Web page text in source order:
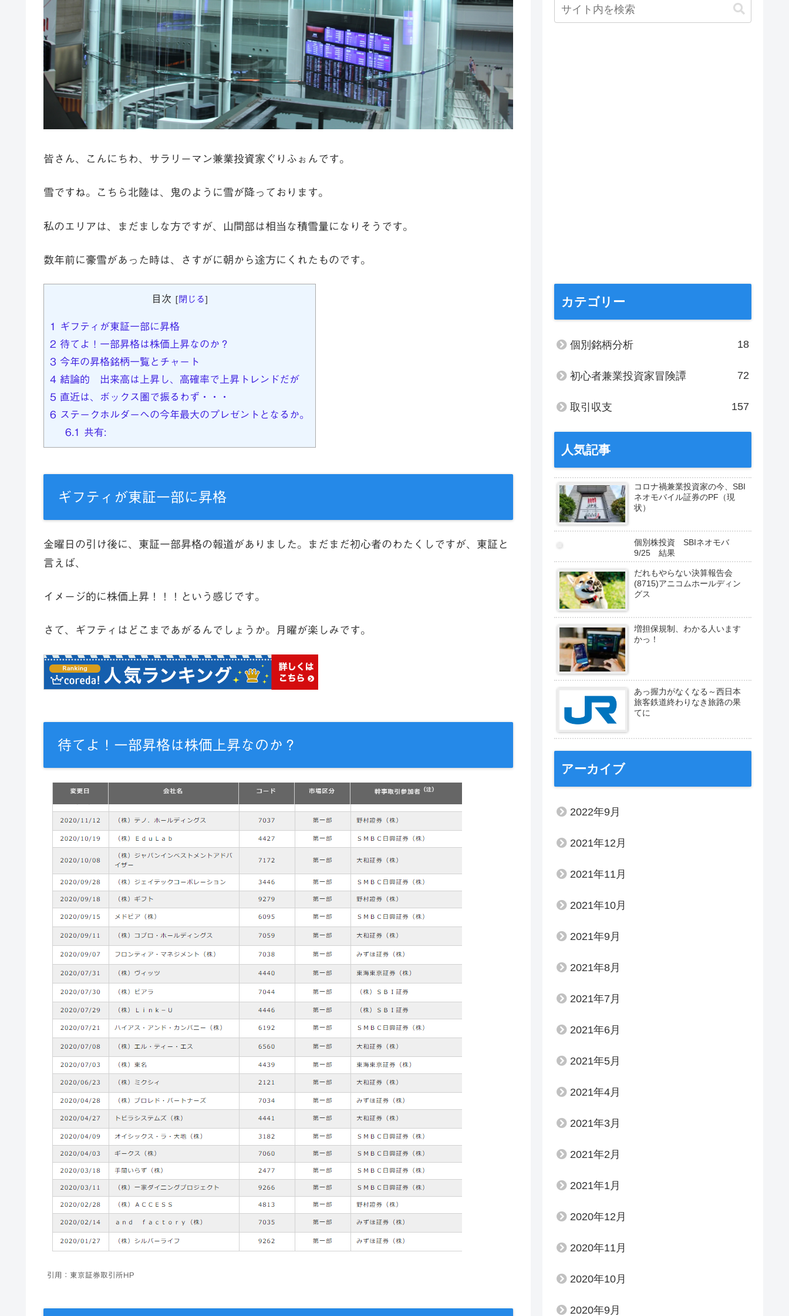
皆さん、こんにちわ、サラリーマン兼業投資家ぐりふぉんです。
雪ですね。こちら北陸は、鬼のように雪が降っております。
私のエリアは、まだましな方ですが、山間部は相当な積雪量になりそうです。
数年前に豪雪があった時は、さすがに朝から途方にくれたものです。
目次 [閉じる]
1
ギフティが東証一部に昇格
2 待てよ！一部昇格は株価上昇なのか？
3 今年の昇格銘柄一覧とチャート
4 結論的 出来高は上昇し、高確率で上昇トレンドだが
5 直近は、ボックス圏で振るわず・・・
6 ステークホルダーへの今年最大のプレゼントとなるか。
6.1
共有:
ギフティが東証一部に昇格
金曜日の引け後に、東証一部昇格の報道がありました。まだまだ初心者のわたくしですが、東証と
言えば、
イメージ的に株価上昇！！！という感じです。
さて、ギフティはどこまであがるんでしょうか。月曜が楽しみです。
待てよ！一部昇格は株価上昇なのか？
引用：東京証券取引所HP
カテゴリー
個別銘柄分析 18
初心者兼業投資家冒険譚 72
取引収支 157
人気記事
コロナ禍兼業投資家の今、SBI
ネオモバイル証券のPF（現
状）
個別株投資 SBIネオモバ
9/25 結果
だれもやらない決算報告会
(8715)アニコムホールディン
グス
増担保規制、わかる人います
かっ！
あっ握力がなくなる～西日本
旅客鉄道終わりなき旅路の果
てに
アーカイブ
2022年9月
2021年12月
2021年11月
2021年10月
2021年9月
2021年8月
2021年7月
2021年6月
2021年5月
2021年4月
2021年3月
2021年2月
2021年1月
2020年12月
2020年11月
2020年10月
2020年9月